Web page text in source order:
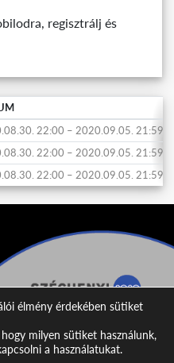
regisztrálj és
22:00 – 2020.09.05. 21:59
22:00 – 2020.09.05. 21:59
22:00 – 2020.09.05. 21:59
élmény érdekében sütiket
milyen sütiket használunk,
a használatukat.